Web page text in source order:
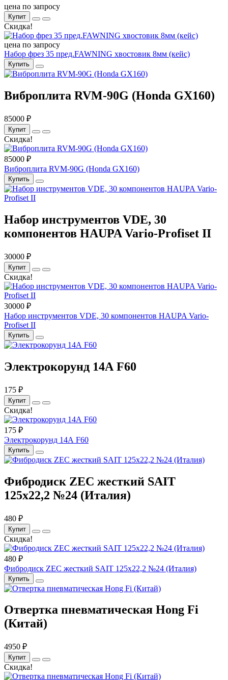
цена по запросу
Купит
Скидка!
цена по запросу
Набор фрез 35 пред.FAWNING хвостовик 8мм (кейс)
Купить
Виброплита RVM-90G (Honda GX160)
85000 ₽
Купит
Скидка!
85000 ₽
Виброплита RVM-90G (Honda GX160)
Купить
Набор инструментов VDE, 30
компонентов HAUPA Vario-Profiset II
30000 ₽
Купит
Скидка!
30000 ₽
Набор инструментов VDE, 30 компонентов HAUPA Vario-
Profiset II
Купить
Электрокорунд 14А F60
175 ₽
Купит
Скидка!
175 ₽
Электрокорунд 14А F60
Купить
Фибродиск ZEC жесткий SAIT
125х22,2 №24 (Италия)
480 ₽
Купит
Скидка!
480 ₽
Фибродиск ZEC жесткий SAIT 125х22,2 №24 (Италия)
Купить
Отвертка пневматическая Hong Fi
(Китай)
4950 ₽
Купит
Скидка!